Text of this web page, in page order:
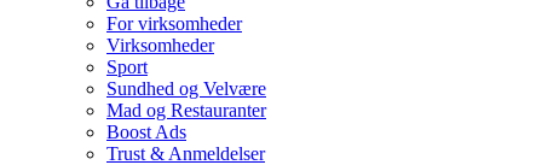
For virksomheder
Virksomheder
Sport
Sundhed og Velvære
Mad og Restauranter
Boost Ads
Trust & Anmeldelser